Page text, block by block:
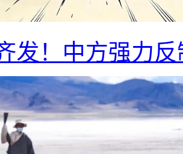
发！中方强力